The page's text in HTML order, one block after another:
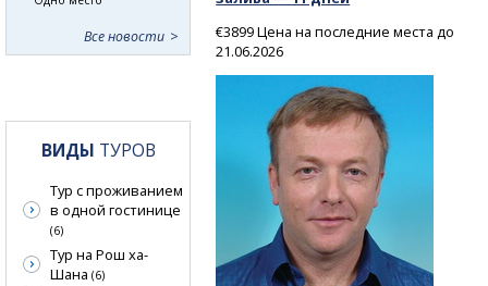
€3899 Цена на последние места до
21.06.2026
Все новости
ВИДЫ ТУРОВ
Тур с проживанием
в одной гостинице
(6)
Тур на Рош ха-
Шана (6)